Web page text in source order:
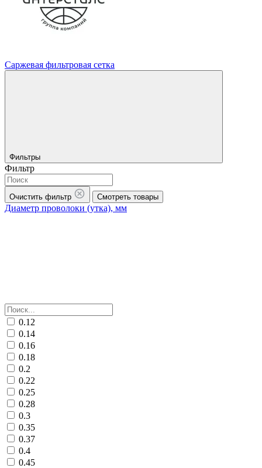
Саржевая фильтровая сетка
Фильтры
Фильтр
Очистить фильтр Смотреть товары
Диаметр проволоки (утка), мм
0.12
0.14
0.16
0.18
0.2
0.22
0.25
0.28
0.3
0.35
0.37
0.4
0.45